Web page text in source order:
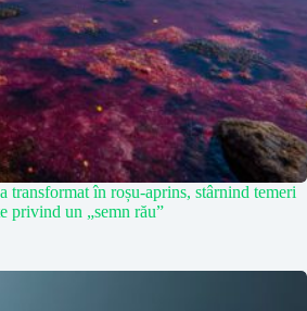
transformat în roșu-aprins, stârnind temeri
privind un „semn rău”